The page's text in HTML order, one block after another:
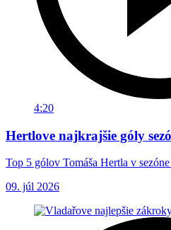
4:20
Hertlove najkrajšie góly
Top 5 gólov Tomáša Hertla v
09. júl 2026